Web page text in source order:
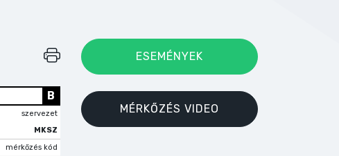
B
szervezet
MKSZ
mérkőzés kód
ESEMÉNYEK
MÉRKŐZÉS VIDEO